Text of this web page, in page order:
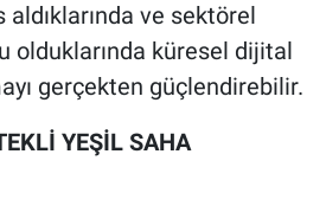
aldıklarında ve sektörel
olduklarında küresel dijital
gerçekten güçlendirebilir.
YEŞİL SAHA